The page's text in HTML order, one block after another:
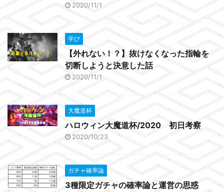
2020/11/1
学び
【外れない！？】抜けなくなった指輪を
切断しようと決意した話
2020/11/1
大魔道杯
ハロウィン大魔道杯/2020 初日考察
2020/10/23
ガチャ確率論
3種限定ガチャの確率論と運営の思惑